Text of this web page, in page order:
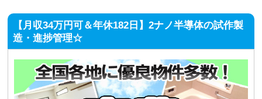
【月収34万円可＆年休182日】2ナノ半導体の試作製
造・進捗管理☆